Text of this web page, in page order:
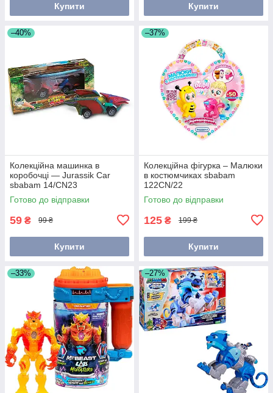
Купити Купити
–40%
Колекційна машинка в
коробочці — Jurassik Car
sbabam 14/CN23
Готово до відправки
59 ₴ 99 ₴
Купити
–37%
Колекційна фігурка – Малюки
в костюмчиках sbabam
122CN/22
Готово до відправки
125 ₴ 199 ₴
Купити
–33% –27%